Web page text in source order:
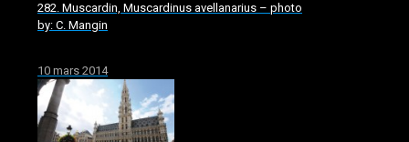
282. Muscardin, Muscardinus avellanarius – photo
by: C. Mangin
10 mars 2014